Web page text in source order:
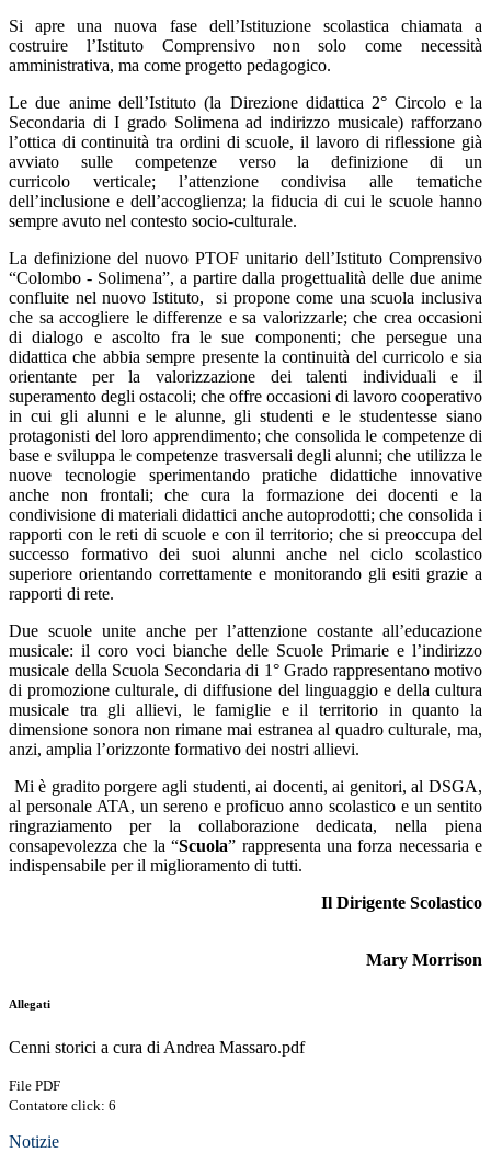
Si apre una nuova fase dell’Istituzione scolastica chiamata a
costruire l’Istituto Comprensivo non solo come necessità
amministrativa, ma come progetto pedagogico.
Le due anime dell’Istituto (la Direzione didattica 2° Circolo e la
Secondaria di I grado Solimena ad indirizzo musicale) rafforzano
l’ottica di continuità tra ordini di scuole, il lavoro di riflessione già
avviato sulle competenze verso la definizione di un
curricolo verticale; l’attenzione condivisa alle tematiche
dell’inclusione e dell’accoglienza; la fiducia di cui le scuole hanno
sempre avuto nel contesto socio-culturale.
La definizione del nuovo PTOF unitario dell’Istituto Comprensivo
“Colombo - Solimena”, a partire dalla progettualità delle due anime
confluite nel nuovo Istituto, si propone come una scuola inclusiva
che sa accogliere le differenze e sa valorizzarle; che crea occasioni
di dialogo e ascolto fra le sue componenti; che persegue una
didattica che abbia sempre presente la continuità del curricolo e sia
orientante per la valorizzazione dei talenti individuali e il
superamento degli ostacoli; che offre occasioni di lavoro cooperativo
in cui gli alunni e le alunne, gli studenti e le studentesse siano
protagonisti del loro apprendimento; che consolida le competenze di
base e sviluppa le competenze trasversali degli alunni; che utilizza le
nuove tecnologie sperimentando pratiche didattiche innovative
anche non frontali; che cura la formazione dei docenti e la
condivisione di materiali didattici anche autoprodotti; che consolida i
rapporti con le reti di scuole e con il territorio; che si preoccupa del
successo formativo dei suoi alunni anche nel ciclo scolastico
superiore orientando correttamente e monitorando gli esiti grazie a
rapporti di rete.
Due scuole unite anche per l’attenzione costante all’educazione
musicale: il coro voci bianche delle Scuole Primarie e l’indirizzo
musicale della Scuola Secondaria di 1° Grado rappresentano motivo
di promozione culturale, di diffusione del linguaggio e della cultura
musicale tra gli allievi, le famiglie e il territorio in quanto la
dimensione sonora non rimane mai estranea al quadro culturale, ma,
anzi, amplia l’orizzonte formativo dei nostri allievi.
Mi è gradito porgere agli studenti, ai docenti, ai genitori, al DSGA,
al personale ATA, un sereno e proficuo anno scolastico e un sentito
ringraziamento per la collaborazione dedicata, nella piena
consapevolezza che la “Scuola” rappresenta una forza necessaria e
indispensabile per il miglioramento di tutti.
Il Dirigente Scolastico
Mary Morrison
Allegati
Cenni storici a cura di Andrea Massaro.pdf
File PDF
Contatore click: 6
Notizie